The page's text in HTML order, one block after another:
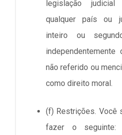
legislação
qualquer país ou
inteiro ou
não referido ou
como direito moral.
(f) Restrições. Você
fazer o seguinte: